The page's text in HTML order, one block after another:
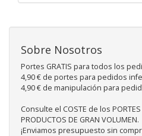
Sobre Nosotros
Portes GRATIS para todos los
4,90 € de portes para pedidos
4,90 € de manipulación para
Consulte el COSTE de los
PRODUCTOS DE GRAN VOLUMEN.
¡Enviamos presupuesto sin